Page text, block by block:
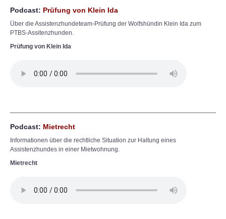
Podcast: Prüfung von Klein Ida
Über die Assistenzhundeteam-Prüfung der Wolfshündin Klein Ida zum
PTBS-Assitenzhunden.
Prüfung von Klein Ida
Podcast: Mietrecht
Informationen über die rechtliche Situation zur Haltung eines
Assistenzhundes in einer Mietwohnung.
Mietrecht